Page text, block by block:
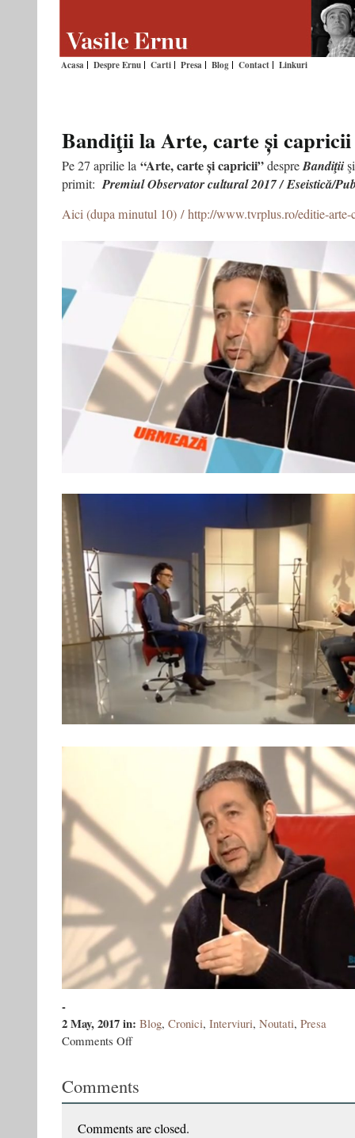
Acasa Despre Ernu Carti Presa Blog Contact Linkuri
Bandiţii la Arte, carte și
Pe 27 aprilie la “Arte, carte și capricii”despreBandiţii
primit: Premiul Observator cultural 2017 / Eseistică/
Aici (dupa minutul 10) / http://www.tvrplus.ro/editie-arte-
-
2 May, 2017in: Blog, Cronici, Interviuri, Noutati, Presa
Comments Offon
carte
Comments
Comments are closed.